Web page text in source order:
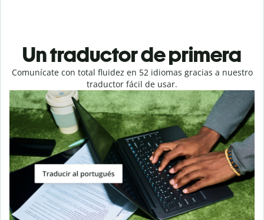
Un traductor de primera
Comunícate con total fluidez en 52 idiomas gracias a nuestro
traductor fácil de usar.